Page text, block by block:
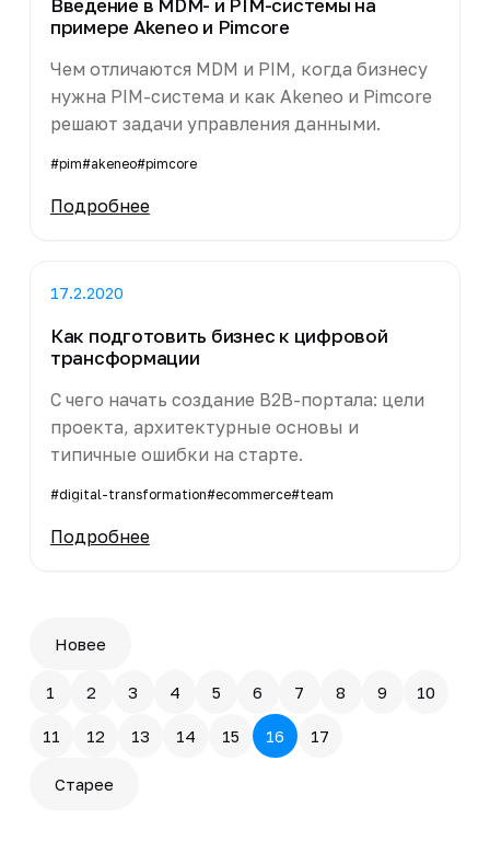
Введение в MDM- и PIM-системы на
примере Akeneo и Pimcore
Чем отличаются MDM и PIM, когда бизнесу
нужна PIM-система и как Akeneo и Pimcore
решают задачи управления данными.
#pim#akeneo#pimcore
Подробнее
17.2.2020
Как подготовить бизнес к цифровой
трансформации
С чего начать создание B2B-портала: цели
проекта, архитектурные основы и
типичные ошибки на старте.
#digital-transformation#ecommerce#team
Подробнее
Новее
1 2 3 4 5 6 7 8 9 10
11 12 13 14 15 16 17
Старее